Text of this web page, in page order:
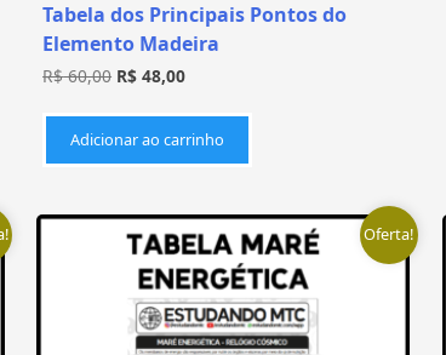
Tabela dos Principais Pontos do
Elemento Madeira
R$60,00 R$ 48,00
Adicionar ao carrinho
Oferta!